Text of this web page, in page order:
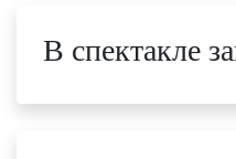
В спектакле